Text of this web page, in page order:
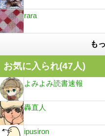
rara
も
お気に入られ(47人)
よみよみ読書速報
轟直人
ipusiron